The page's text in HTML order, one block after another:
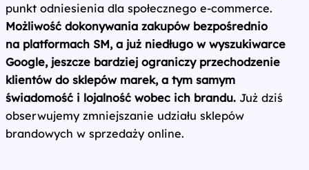
punkt odniesienia dla społecznego e‑commerce.
Możliwość dokonywania zakupów bezpośrednio
na platformach SM, a już niedługo w wyszukiwarce
Google, jeszcze bardziej ograniczy przechodzenie
klientów do sklepów marek, a tym samym
świadomość i lojalność wobec ich brandu. Już dziś
obserwujemy zmniejszanie udziału sklepów
brandowych w sprzedaży online.